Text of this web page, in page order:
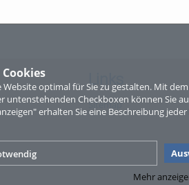
optimal für Sie zu gestalten. Mit
untenstehenden Checkboxen können Sie
erhalten Sie eine Beschreibung
Mehr
Links
Sitemap